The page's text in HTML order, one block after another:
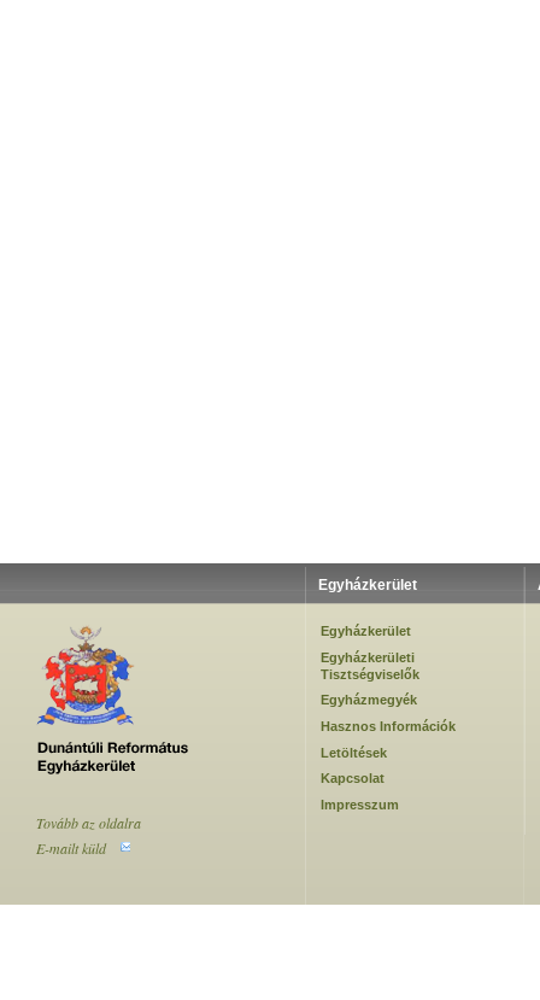
Egyházkerület
Egyházkerület
Egyházkerületi
Tisztségviselők
Egyházmegyék
Hasznos Információk
Letöltések
Kapcsolat
Impresszum
Tovább az oldalra
E-mailt küld